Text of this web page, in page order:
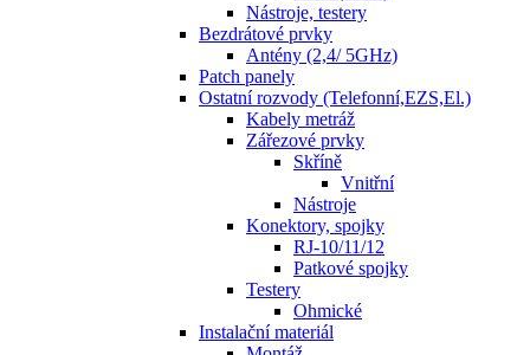
Nástroje, testery
Bezdrátové prvky
Antény (2,4/ 5GHz)
Patch panely
Ostatní rozvody (Telefonní,EZS,El.)
Kabely metráž
Zářezové prvky
Skříně
Vnitřní
Nástroje
Konektory, spojky
RJ-10/11/12
Patkové spojky
Testery
Ohmické
Instalační materiál